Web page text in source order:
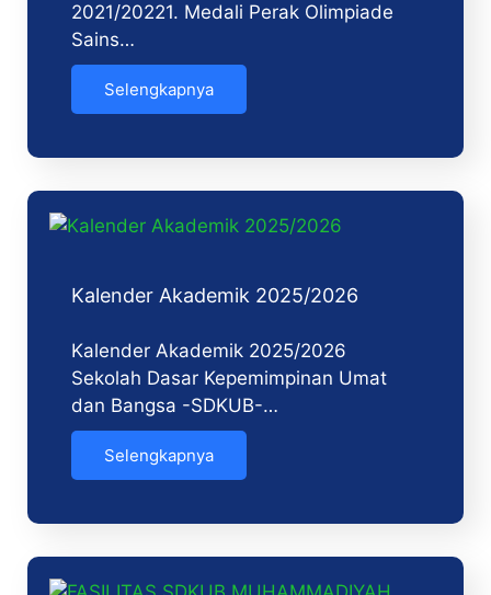
2021/20221. Medali Perak Olimpiade
Sains…
Selengkapnya
Kalender Akademik 2025/2026
Kalender Akademik 2025/2026
Sekolah Dasar Kepemimpinan Umat
dan Bangsa -SDKUB-…
Selengkapnya